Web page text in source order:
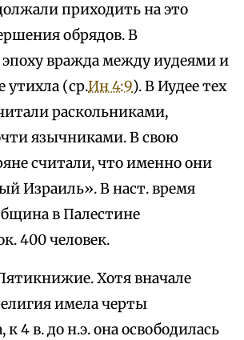
приходить на это
обрядов. В
эпоху вражда между иудеями и
утихла (ср.Ин 4:9). В Иудее тех
раскольниками,
язычниками. В свою
считали, что именно они
Израиль». В наст. время
в Палестине
400 человек.
Хотя вначале
имела черты
4 в. до н.э. она освободилась